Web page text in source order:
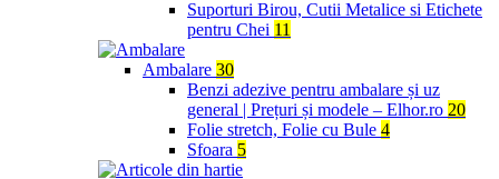
Suporturi Birou, Cutii Metalice si Etichete
pentru Chei 11
Ambalare 30
Benzi adezive pentru ambalare și uz
general | Prețuri și modele – Elhor.ro 20
Folie stretch, Folie cu Bule 4
Sfoara 5